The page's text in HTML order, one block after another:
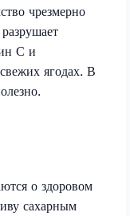
чрезмерно
С и
ягодах. В
о здоровом
сахарным